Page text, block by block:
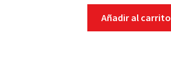
Añadir al carrito